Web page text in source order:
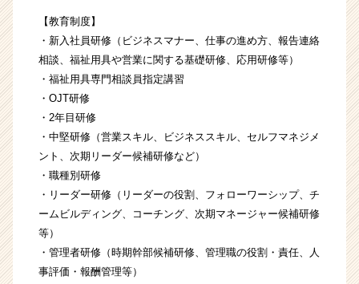
【教育制度】
・新入社員研修（ビジネスマナー、仕事の進め方、報告連絡
相談、福祉用具や営業に関する基礎研修、応用研修等）
・福祉用具専門相談員指定講習
・OJT研修
・2年目研修
・中堅研修（営業スキル、ビジネススキル、セルフマネジメ
ント、次期リーダー候補研修など）
・職種別研修
・リーダー研修（リーダーの役割、フォローワーシップ、チ
ームビルディング、コーチング、次期マネージャー候補研修
等）
・管理者研修（時期幹部候補研修、管理職の役割・責任、人
事評価・報酬管理等）